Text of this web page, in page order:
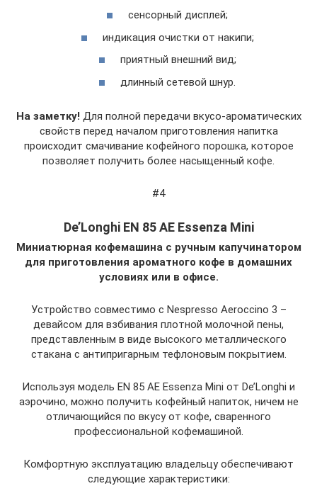
сенсорный дисплей;
индикация очистки от накипи;
приятный внешний вид;
длинный сетевой шнур.
На заметку! Для полной передачи вкусо-ароматических
свойств перед началом приготовления напитка
происходит смачивание кофейного порошка, которое
позволяет получить более насыщенный кофе.
#4
De’Longhi EN 85 AE Essenza Mini
Миниатюрная кофемашина с ручным капучинатором
для приготовления ароматного кофе в домашних
условиях или в офисе.
Устройство совместимо с Nespresso Aeroccino 3 –
девайсом для взбивания плотной молочной пены,
представленным в виде высокого металлического
стакана с антипригарным тефлоновым покрытием.
Используя модель EN 85 AE Essenza Mini от De’Longhi и
аэрочино, можно получить кофейный напиток, ничем не
отличающийся по вкусу от кофе, сваренного
профессиональной кофемашиной.
Комфортную эксплуатацию владельцу обеспечивают
следующие характеристики: